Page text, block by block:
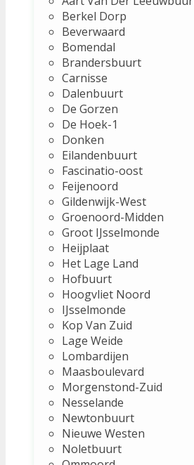
Berkel Dorp
Beverwaard
Bomendal
Brandersbuurt
Carnisse
Dalenbuurt
De Gorzen
De Hoek-1
Donken
Eilandenbuurt
Fascinatio-oost
Feijenoord
Gildenwijk-West
Groenoord-Midden
Groot IJsselmonde
Heijplaat
Het Lage Land
Hofbuurt
Hoogvliet Noord
IJsselmonde
Kop Van Zuid
Lage Weide
Lombardijen
Maasboulevard
Morgenstond-Zuid
Nesselande
Newtonbuurt
Nieuwe Westen
Noletbuurt